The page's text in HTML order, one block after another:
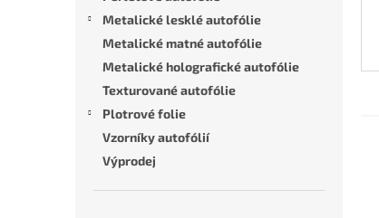
Metalické lesklé autofólie
Metalické matné autofólie
Metalické holografické autofólie
Texturované autofólie
Plotrové folie
Vzorníky autofólií
Výprodej